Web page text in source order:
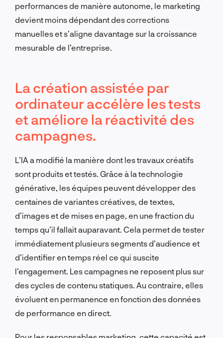
performances de manière autonome, le marketing
devient moins dépendant des corrections
manuelles et s’aligne davantage sur la croissance
mesurable de l’entreprise.
La création assistée par
ordinateur accélère les tests
et améliore la réactivité des
campagnes.
L’IA a modifié la manière dont les travaux créatifs
sont produits et testés. Grâce à la technologie
générative, les équipes peuvent développer des
centaines de variantes créatives, de textes,
d’images et de mises en page, en une fraction du
temps qu’il fallait auparavant. Cela permet de tester
immédiatement plusieurs segments d’audience et
d’identifier en temps réel ce qui suscite
l’engagement. Les campagnes ne reposent plus sur
des cycles de contenu statiques. Au contraire, elles
évoluent en permanence en fonction des données
de performance en direct.